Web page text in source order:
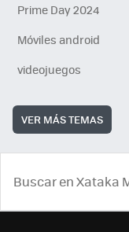
Prime Day 2024
Móviles android
videojuegos
VER MÁS TEMAS